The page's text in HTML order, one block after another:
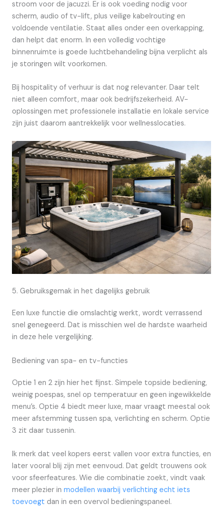
stroom voor de jacuzzi. Er is ook voeding nodig voor
scherm, audio of tv-lift, plus veilige kabelrouting en
voldoende ventilatie. Staat alles onder een overkapping,
dan helpt dat enorm. In een volledig vochtige
binnenruimte is goede luchtbehandeling bijna verplicht als
je storingen wilt voorkomen.
Bij hospitality of verhuur is dat nog relevanter. Daar telt
niet alleen comfort, maar ook bedrijfszekerheid. AV-
oplossingen met professionele installatie en lokale service
zijn juist daarom aantrekkelijk voor wellnesslocaties.
5. Gebruiksgemak in het dagelijks gebruik
Een luxe functie die omslachtig werkt, wordt verrassend
snel genegeerd. Dat is misschien wel de hardste waarheid
in deze hele vergelijking.
Bediening van spa- en tv-functies
Optie 1 en 2 zijn hier het fijnst. Simpele topside bediening,
weinig poespas, snel op temperatuur en geen ingewikkelde
menu’s. Optie 4 biedt meer luxe, maar vraagt meestal ook
meer afstemming tussen spa, verlichting en scherm. Optie
3 zit daar tussenin.
Ik merk dat veel kopers eerst vallen voor extra functies, en
later vooral blij zijn met eenvoud. Dat geldt trouwens ook
voor sfeerfeatures. Wie die combinatie zoekt, vindt vaak
meer plezier in modellen waarbij verlichting echt iets
toevoegt dan in een overvol bedieningspaneel.